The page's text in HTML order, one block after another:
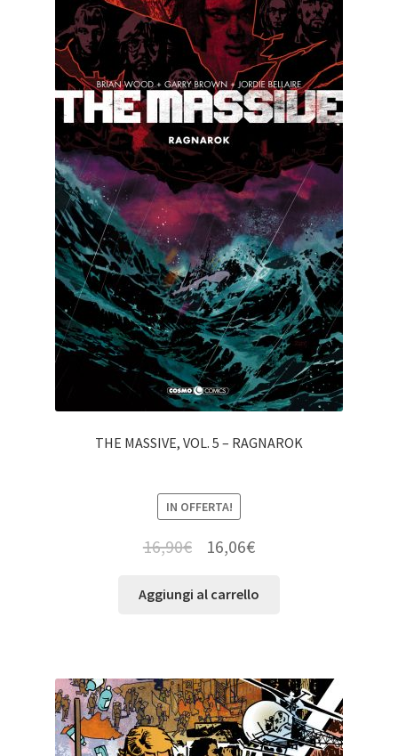
THE MASSIVE, VOL. 5 – RAGNAROK
IN OFFERTA!
16,90€ 16,06€
Aggiungi al carrello